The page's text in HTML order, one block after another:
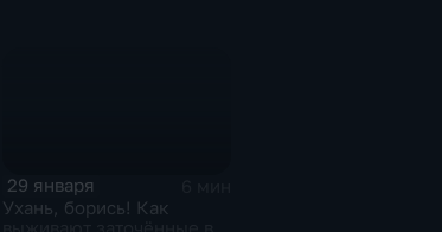
29 января
Ухань, борись! Как